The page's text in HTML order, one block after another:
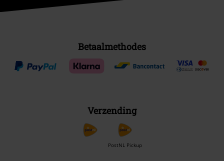
Betaalmethodes
Verzending
PostNL Pickup